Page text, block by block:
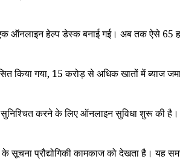
ऑनलाइन हेल्प डेस्क बनाई गई। अब तक ऐसे 65
किया गया, 15करोड़ से अधिक खातों में ब्याज
सुनिश्चित करने के लिए ऑनलाइन सुविधा शुरू की है।
के सूचना प्रौद्योगिकी कामकाज को देखता है।